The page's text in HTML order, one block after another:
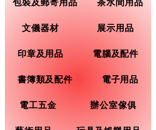
文儀器材 展示用品
印章及用品 電腦及配件
書簿類及配件 電子用品
電工五金 辦公室傢俱